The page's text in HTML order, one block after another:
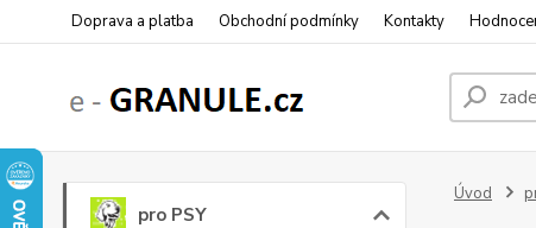
Doprava a platba Obchodní podmínky Kontakty
pro PSY
Úvod